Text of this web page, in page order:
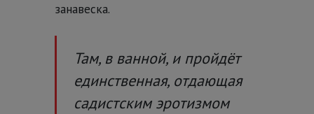
занавеска.
Там, в ванной, и пройдёт
единственная, отдающая
садистским эротизмом